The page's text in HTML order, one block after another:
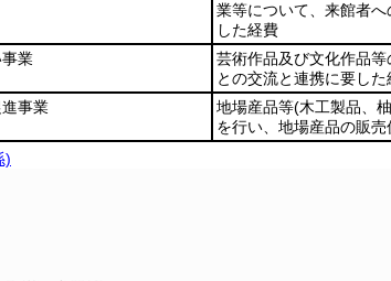
業等について、来館者
した経費
業
芸術作品及び文化作品
との交流と連携に要した
事業
地場産品等(木工製品、
を行い、地場産品の販
)